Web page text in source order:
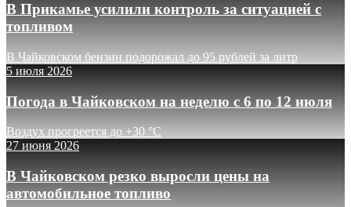
В Прикамье усилили контроль за ситуацией с
топливом
В Чайковском бензин подорожал до 95 рублей за литр
5 июля 2026
Погода в Чайковском на неделю с 6 по 12 июля
Воздух прогреется до +30 °C
27 июня 2026
В Чайковском резко выросли цены на
автомобильное топливо